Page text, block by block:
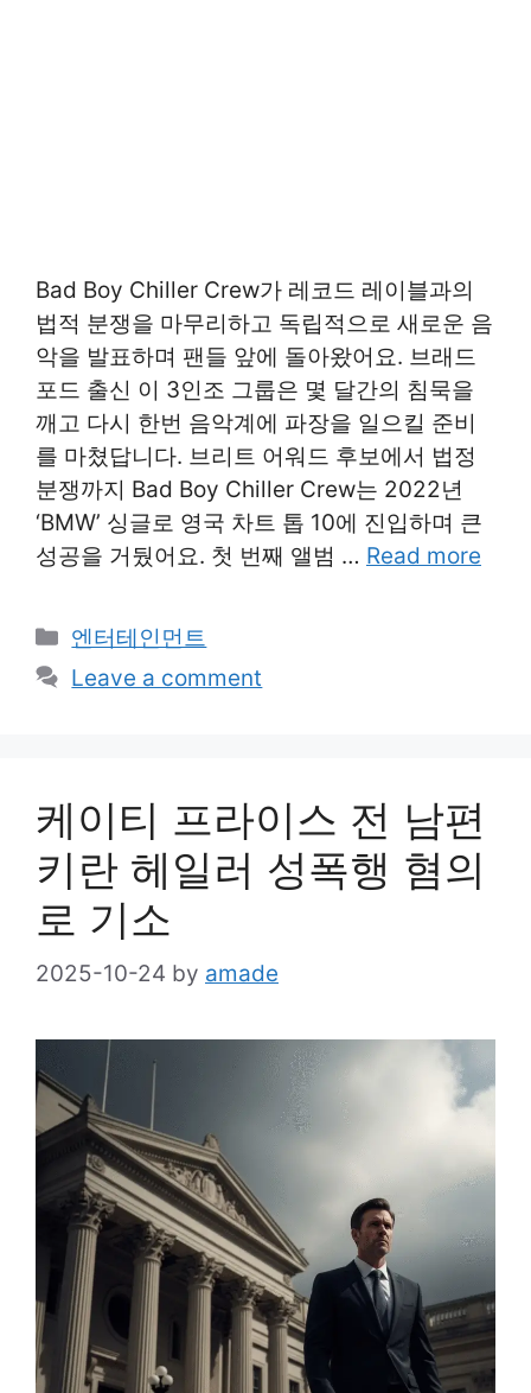
Bad Boy Chiller Crew가 레코드 레이블과의
법적 분쟁을 마무리하고 독립적으로 새로운 음
악을 발표하며 팬들 앞에 돌아왔어요. 브래드
포드 출신 이 3인조 그룹은 몇 달간의 침묵을
깨고 다시 한번 음악계에 파장을 일으킬 준비
를 마쳤답니다. 브리트 어워드 후보에서 법정
분쟁까지 Bad Boy Chiller Crew는 2022년
‘BMW’ 싱글로 영국 차트 톱 10에 진입하며 큰
성공을 거뒀어요. 첫 번째 앨범 … Read more
Categories
엔터테인먼트
Leave a comment
케이티 프라이스 전 남편
키란 헤일러 성폭행 혐의
로 기소
2025-10-24 by amade